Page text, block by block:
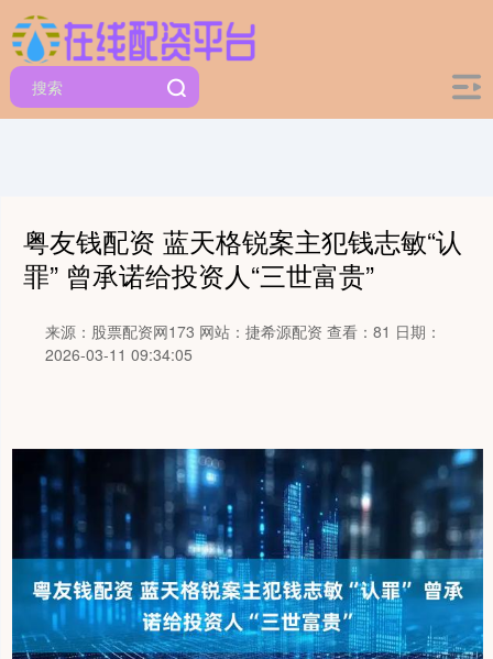
粤友钱配资 蓝天格锐案主犯钱志敏“认
罪” 曾承诺给投资人“三世富贵”
来源：股票配资网173 网站：捷希源配资 查看：81 日期：
2026-03-11 09:34:05